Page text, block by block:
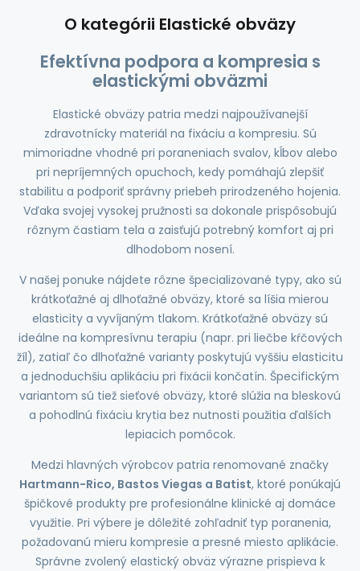
O kategórii Elastické obväzy
Efektívna podpora a kompresia s
elastickými obväzmi
Elastické obväzy patria medzi najpoužívanejší
zdravotnícky materiál na fixáciu a kompresiu. Sú
mimoriadne vhodné pri poraneniach svalov, kĺbov alebo
pri nepríjemných opuchoch, kedy pomáhajú zlepšiť
stabilitu a podporiť správny priebeh prirodzeného hojenia.
Vďaka svojej vysokej pružnosti sa dokonale prispôsobujú
rôznym častiam tela a zaisťujú potrebný komfort aj pri
dlhodobom nosení.
V našej ponuke nájdete rôzne špecializované typy, ako sú
krátkoťažné aj dlhoťažné obväzy, ktoré sa líšia mierou
elasticity a vyvíjaným tlakom. Krátkoťažné obväzy sú
ideálne na kompresívnu terapiu (napr. pri liečbe kŕčových
žíl), zatiaľ čo dlhoťažné varianty poskytujú vyššiu elasticitu
a jednoduchšiu aplikáciu pri fixácii končatín. Špecifickým
variantom sú tiež sieťové obväzy, ktoré slúžia na bleskovú
a pohodlnú fixáciu krytia bez nutnosti použitia ďalších
lepiacich pomôcok.
Medzi hlavných výrobcov patria renomované značky
Hartmann-Rico, Bastos Viegas a Batist, ktoré ponúkajú
špičkové produkty pre profesionálne klinické aj domáce
využitie. Pri výbere je dôležité zohľadniť typ poranenia,
požadovanú mieru kompresie a presné miesto aplikácie.
Správne zvolený elastický obväz výrazne prispieva k